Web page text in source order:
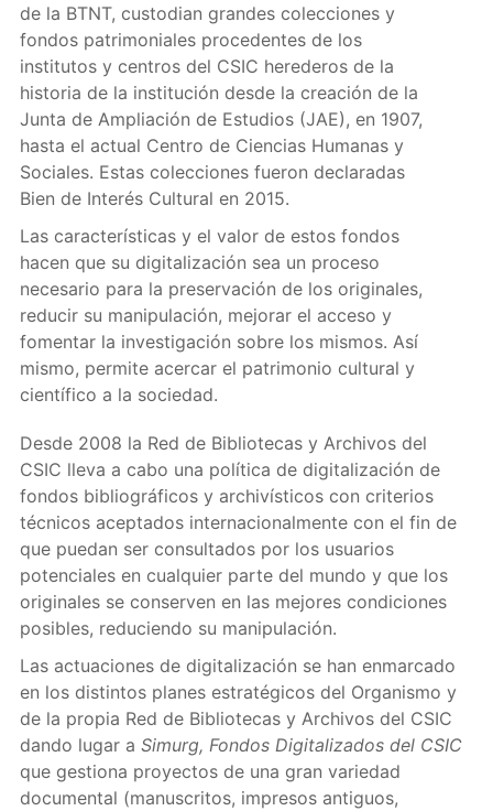
de la BTNT, custodian grandes colecciones y
fondos patrimoniales procedentes de los
institutos y centros del CSIC herederos de la
historia de la institución desde la creación de la
Junta de Ampliación de Estudios (JAE), en 1907,
hasta el actual Centro de Ciencias Humanas y
Sociales. Estas colecciones fueron declaradas
Bien de Interés Cultural en 2015.
Las características y el valor de estos fondos
hacen que su digitalización sea un proceso
necesario para la preservación de los originales,
reducir su manipulación, mejorar el acceso y
fomentar la investigación sobre los mismos. Así
mismo, permite acercar el patrimonio cultural y
científico a la sociedad.
Desde 2008 la Red de Bibliotecas y Archivos del
CSIC lleva a cabo una política de digitalización de
fondos bibliográficos y archivísticos con criterios
técnicos aceptados internacionalmente con el fin de
que puedan ser consultados por los usuarios
potenciales en cualquier parte del mundo y que los
originales se conserven en las mejores condiciones
posibles, reduciendo su manipulación.
Las actuaciones de digitalización se han enmarcado
en los distintos planes estratégicos del Organismo y
de la propia Red de Bibliotecas y Archivos del CSIC
dando lugar a Simurg, Fondos Digitalizados del CSIC
que gestiona proyectos de una gran variedad
documental (manuscritos, impresos antiguos,